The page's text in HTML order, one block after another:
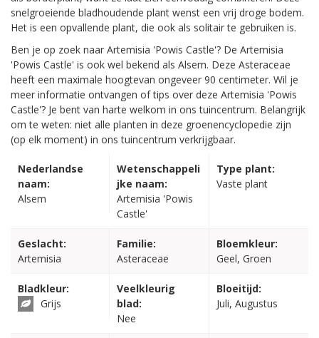
snelgroeiende bladhoudende plant wenst een vrij droge bodem.
Het is een opvallende plant, die ook als solitair te gebruiken is.
Ben je op zoek naar Artemisia 'Powis Castle'? De Artemisia
'Powis Castle' is ook wel bekend als Alsem. Deze Asteraceae
heeft een maximale hoogtevan ongeveer 90 centimeter. Wil je
meer informatie ontvangen of tips over deze Artemisia 'Powis
Castle'? Je bent van harte welkom in ons tuincentrum. Belangrijk
om te weten: niet alle planten in deze groenencyclopedie zijn
(op elk moment) in ons tuincentrum verkrijgbaar.
Nederlandse
naam:
Alsem
Wetenschappeli
jke naam:
Artemisia 'Powis
Castle'
Type plant:
Vaste plant
Geslacht:
Artemisia
Familie:
Asteraceae
Bloemkleur:
Geel, Groen
Bladkleur:
Grijs
Veelkleurig
blad:
Nee
Bloeitijd:
Juli, Augustus